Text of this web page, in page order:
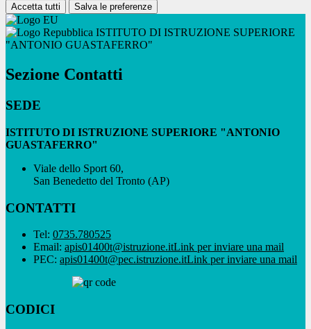
Accetta tutti Salva le preferenze
ISTITUTO DI ISTRUZIONE SUPERIORE
"ANTONIO GUASTAFERRO"
Sezione Contatti
SEDE
ISTITUTO DI ISTRUZIONE SUPERIORE "ANTONIO
GUASTAFERRO"
Viale dello Sport 60,
San Benedetto del Tronto (AP)
CONTATTI
Tel: 0735.780525
Email: apis01400t@istruzione.itLink per inviare una mail
PEC: apis01400t@pec.istruzione.itLink per inviare una mail
CODICI